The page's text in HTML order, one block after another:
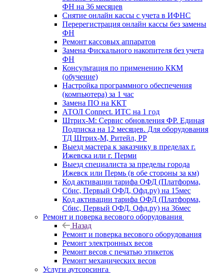
ФН на 36 месяцев
Снятие онлайн кассы с учета в ИФНС
Перерегистрация онлайн кассы без замены
ФН
Ремонт кассовых аппаратов
Замена Фискального накопителя без учета
ФН
Консультация по применению ККМ
(обучение)
Настройка программного обеспечения
(компьютера) за 1 час
Замена ПО на ККТ
АТОЛ Connect. ИТС на 1 год
Штрих-М: Сервис обновления ФР. Единая
Подписка на 12 месяцев. Для оборудования
ТД Штрих-М, Ритейл, РР
Выезд мастера к заказчику в пределах г.
Ижевска или г. Перми
Выезд специалиста за пределы города
Ижевск или Пермь (в обе стороны за км)
Код активации тарифа ОФД (Платформа,
Сбис, Первый ОФД, Офд.ру) на 15мес
Код активации тарифа ОФД (Платформа,
Сбис, Первый ОФД, Офд.ру) на 36мес
Ремонт и поверка весового оборудования
Назад
Ремонт и поверка весового оборудования
Ремонт электронных весов
Ремонт весов с печатью этикеток
Ремонт механических весов
Услуги аутсорсинга